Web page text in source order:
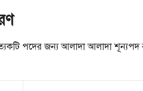
পদের জন্য আলাদা আলাদা শূন্যপদ